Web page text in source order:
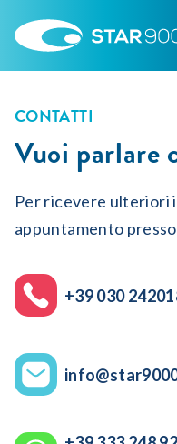
CONTATTI
Vuoi parlare
Per ricevere ulteriori
appuntamento
+39 030